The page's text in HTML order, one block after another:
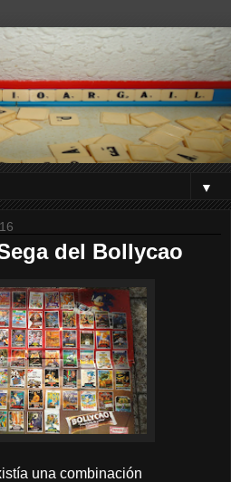
▼
del Bollycao
una combinación